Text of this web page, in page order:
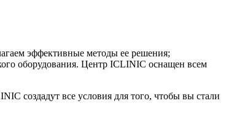
эффективные методы ее решения;
оборудования. Центр ICLINIC оснащен всем
создадут все условия для того, чтобы вы стали